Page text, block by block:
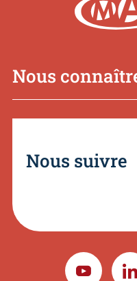
Nous
Nous suivre
YOUTUBE